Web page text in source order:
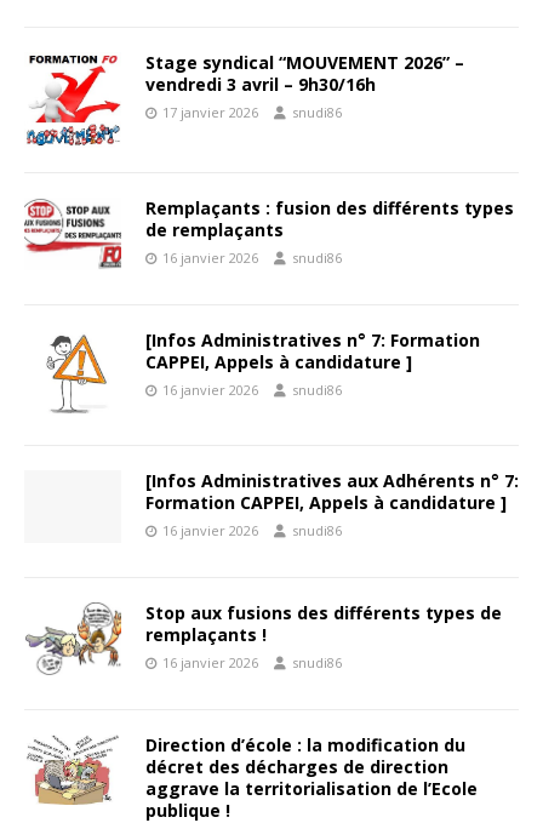
Stage syndical “MOUVEMENT 2026” –
vendredi 3 avril – 9h30/16h
17 janvier 2026 snudi86
Remplaçants : fusion des différents types
de remplaçants
16 janvier 2026 snudi86
[Infos Administratives n° 7: Formation
CAPPEI, Appels à candidature ]
16 janvier 2026 snudi86
[Infos Administratives aux Adhérents n° 7:
Formation CAPPEI, Appels à candidature ]
16 janvier 2026 snudi86
Stop aux fusions des différents types de
remplaçants !
16 janvier 2026 snudi86
Direction d’école : la modification du
décret des décharges de direction
aggrave la territorialisation de l’Ecole
publique !